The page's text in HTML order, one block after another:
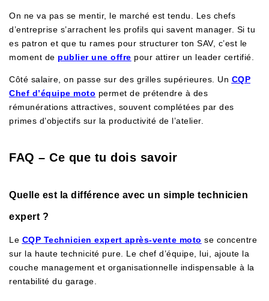
On ne va pas se mentir, le marché est tendu. Les chefs
d’entreprise s’arrachent les profils qui savent manager. Si tu
es patron et que tu rames pour structurer ton SAV, c’est le
moment de publier une offre pour attirer un leader certifié.
Côté salaire, on passe sur des grilles supérieures. Un CQP
Chef d’équipe moto permet de prétendre à des
rémunérations attractives, souvent complétées par des
primes d’objectifs sur la productivité de l’atelier.
FAQ – Ce que tu dois savoir
Quelle est la différence avec un simple technicien
expert ?
Le CQP Technicien expert après-vente moto se concentre
sur la haute technicité pure. Le chef d’équipe, lui, ajoute la
couche management et organisationnelle indispensable à la
rentabilité du garage.